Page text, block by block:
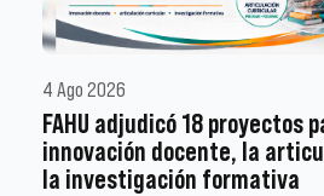
4 Ago 2026
FAHU adjudicó 18 proyectos
innovación docente, la
la investigación formativa